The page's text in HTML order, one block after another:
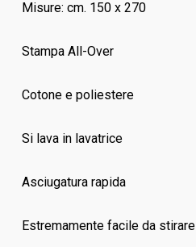
Misure: cm. 150 x 270
Stampa All-Over
Cotone e poliestere
Si lava in lavatrice
Asciugatura rapida
Estremamente facile da stirare